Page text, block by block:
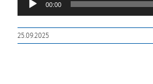
00:00
25.09.2025